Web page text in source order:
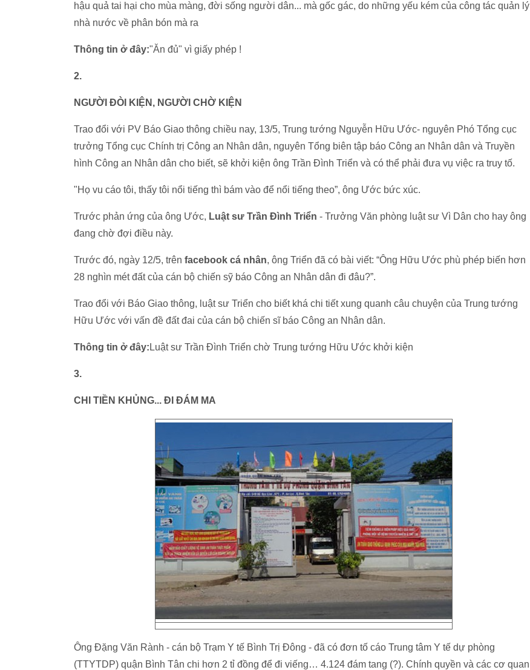
hậu quả tai hại cho mùa màng, đời sống người dân... mà gốc gác, do những yếu kém của công tác quản lý
nhà nước về phân bón mà ra
Thông tin ở đây:"Ăn đủ" vì giấy phép !
2.
NGƯỜI ĐÒI KIỆN, NGƯỜI CHỜ KIỆN
Trao đổi với PV Báo Giao thông chiều nay, 13/5, Trung tướng Nguyễn Hữu Ước- nguyên Phó Tổng cục
trưởng Tổng cục Chính trị Công an Nhân dân, nguyên Tổng biên tập báo Công an Nhân dân và Truyền
hình Công an Nhân dân cho biết, sẽ khởi kiện ông Trần Đình Triển và có thể phải đưa vụ việc ra truy tố.
"Họ vu cáo tôi, thấy tôi nổi tiếng thì bám vào để nổi tiếng theo”, ông Ước bức xúc.
Trước phản ứng của ông Ước, Luật sư Trần Đình Triển - Trưởng Văn phòng luật sư Vì Dân cho hay ông
đang chờ đợi điều này.
Trước đó, ngày 12/5, trên facebook cá nhân, ông Triển đã có bài viết: “Ông Hữu Ước phù phép biến hơn
28 nghìn mét đất của cán bộ chiến sỹ báo Công an Nhân dân đi đâu?”.
Trao đổi với Báo Giao thông, luật sư Triển cho biết khá chi tiết xung quanh câu chuyện của Trung tướng
Hữu Ước với vấn đề đất đai của cán bộ chiến sĩ báo Công an Nhân dân.
Thông tin ở đây: Luật sư Trần Đình Triển chờ Trung tướng Hữu Ước khởi kiện
3.
CHI TIỀN KHỦNG... ĐI ĐÁM MA
Ông Đặng Văn Rành - cán bộ Trạm Y tế Bình Trị Đông - đã có đơn tố cáo Trung tâm Y tế dự phòng
(TTYTDP) quận Bình Tân chi hơn 2 tỉ đồng để đi viếng… 4.124 đám tang (?). Chính quyền và các cơ quan